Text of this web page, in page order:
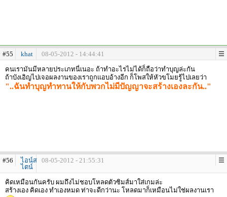
#55 khat
08-05-2012 - 14:44:41
คนเรามันมีหลายประเภทนี่เนอะ ถ้าทำอะไรไม่ได้ก็ถือว่าทำบุญล่ะกัน
ถ้าบังเอิญไปเจอผลงานของเราถูกแอบอ้างอีก ก็โพสให้หัวขโมยรู้ไปเลยว่า
"..ฉันทำบุญทำทานให้กับพวกไม่มีปัญญาจะสร้างเองละกัน.."
#56
ไอน์ส
ไตน์
08-05-2012 - 21:55:31
คิดเหมือนกันครับ ผมถึงไม่ชอบโหลดตัวซิมส์มาใส่เกมล่ะ
สร้างเอง คิดเอง ทำเองหมด ท่าจะดีกว่านะ โหลดมาก็เหมือนไม่ใช่ผลงานเรา